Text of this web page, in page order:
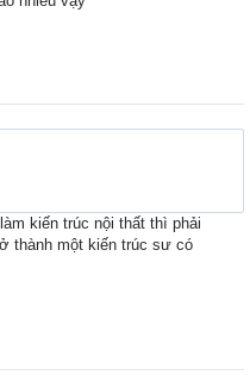
kiến trúc nội thất thì phải
thành một kiến trúc sư có